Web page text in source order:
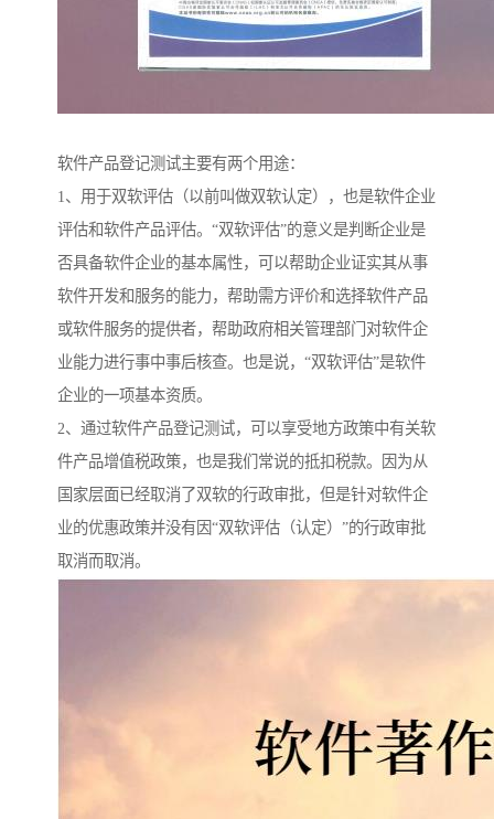
软件产品登记测试主要有两个用途：
1、用于双软评估（以前叫做双软认定），也是软件企业
评估和软件产品评估。“双软评估”的意义是判断企业是
否具备软件企业的基本属性，可以帮助企业证实其从事
软件开发和服务的能力，帮助需方评价和选择软件产品
或软件服务的提供者，帮助政府相关管理部门对软件企
业能力进行事中事后核查。也是说，“双软评估”是软件
企业的一项基本资质。
2、通过软件产品登记测试，可以享受地方政策中有关软
件产品增值税政策，也是我们常说的抵扣税款。因为从
国家层面已经取消了双软的行政审批，但是针对软件企
业的优惠政策并没有因“双软评估（认定）”的行政审批
取消而取消。